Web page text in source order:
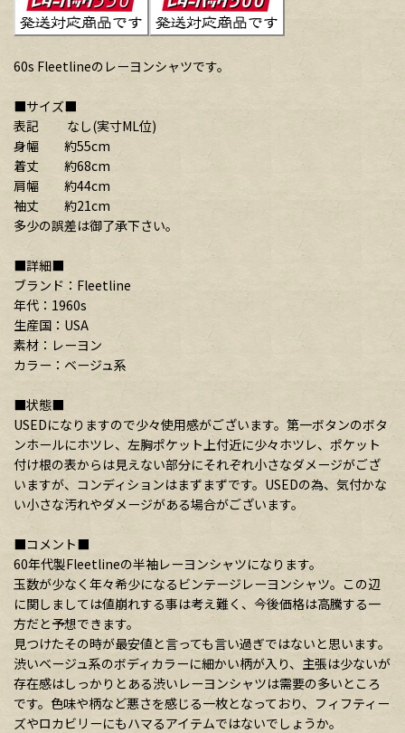
60s Fleetlineのレーヨンシャツです。
■サイズ■
表記 なし(実寸ML位)
身幅 約55cm
着丈 約68cm
肩幅 約44cm
袖丈 約21cm
多少の誤差は御了承下さい。
■詳細■
ブランド：Fleetline
年代：1960s
生産国：USA
素材：レーヨン
カラー：ベージュ系
■状態■
USEDになりますので少々使用感がございます。第一ボタンのボタ
ンホールにホツレ、左胸ポケット上付近に少々ホツレ、ポケット
付け根の表からは見えない部分にそれぞれ小さなダメージがござ
いますが、コンディションはまずまずです。USEDの為、気付かな
い小さな汚れやダメージがある場合がございます。
■コメント■
60年代製Fleetlineの半袖レーヨンシャツになります。
玉数が少なく年々希少になるビンテージレーヨンシャツ。この辺
に関しましては値崩れする事は考え難く、今後価格は高騰する一
方だと予想できます。
見つけたその時が最安値と言っても言い過ぎではないと思います。
渋いベージュ系のボディカラーに細かい柄が入り、主張は少ないが
存在感はしっかりとある渋いレーヨンシャツは需要の多いところ
です。色味や柄など悪さを感じる一枚となっており、フィフティー
ズやロカビリーにもハマるアイテムではないでしょうか。